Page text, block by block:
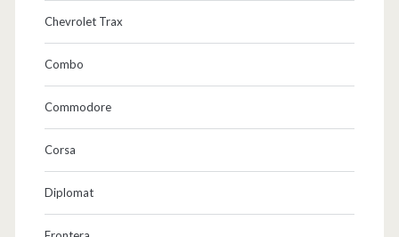
Chevrolet Trax
Combo
Commodore
Corsa
Diplomat